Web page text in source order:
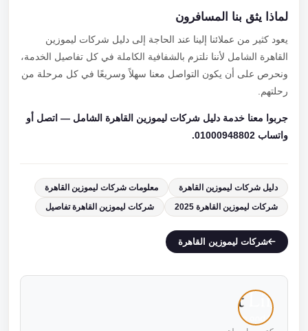
لماذا يثق بنا المسافرون
يعود كثير من عملائنا إلينا عند الحاجة إلى دليل شركات ليموزين
القاهرة الشامل لأننا نلتزم بالشفافية الكاملة في كل تفاصيل الخدمة،
ونحرص على أن يكون التواصل معنا سهلاً وسريعًا في كل مرحلة من
رحلتهم.
جربوا معنا خدمة دليل شركات ليموزين القاهرة الشامل — اتصل أو
واتساب 01000948802.
دليل شركات ليموزين القاهرة
معلومات شركات ليموزين القاهرة
شركات ليموزين القاهرة 2025
شركات ليموزين القاهرة تفاصيل
شركات ليموزين القاهرة